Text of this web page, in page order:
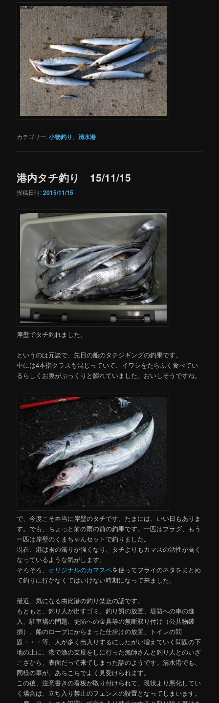
カテゴリー:小物釣り 、清水港
港内タチ釣り 15/11/15
投稿日時:2015/11/15
岸壁でタチ釣れました。
というのは冗談で、先日の船のタチジギングの釣果です。
中には4本指クラスも混じっていて、イワシをたらふく食べてい
るらしくお腹がぷっくりと膨れていました。おいしそうですね。
で、今度こそ本当に岸壁のタチです。たまには、いい日もありま
す。でも、ちょっと前の雨の前の釣果です。一匹はプラグ、もう
一匹は岸壁のくまちゃんセットで釣りました。
現在、港は雨の濁りが強くなり、タチよりもカマスの活性が高く
なっているような気がします。
そろそろ、 オリジナルのカマスペを使ってフライのネタをまとめ
て釣りに行かなくてはいけない時期になって来ました。
最近、気になる由比港の釣り禁止の話です。
もともと、釣り人が出すゴミ、釣り餌の放置、堤防への車の進
入、駐車場の問題、堤防への金具等の無断取り付け（公共物破
損）、船のロープにからまった仕掛けの放置、トイレの問
題・・・等、人が多く出入りするにしたがい増えていく問題の下
地の上に、港で漁の支度をしに行った漁師さんと釣り人とのいざ
こざから、表面だって来てしまった話のようです。清水港でも、
同様の事が、あちこちでよく見受けられます。
この後、注意書きの看板が取り付けられて、現状より悪化してい
く場合は、立ち入り禁止のフェンスの設置となってしまいます。